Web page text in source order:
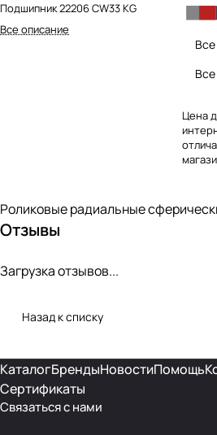
Подшипник 22206 CW33 KG
Все описание
Цена
Роликовые радиальные
Отзывы
Загрузка отзывов...
Назад к списку
КаталогБрендыНовостиПомощь
Сертификаты
Связаться с нами